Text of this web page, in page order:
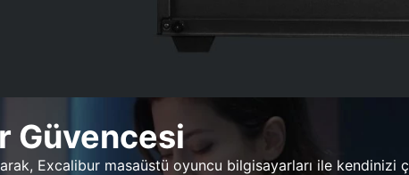
Güvencesi
Excalibur masaüstü oyuncu bilgisayarları ile kendinizi